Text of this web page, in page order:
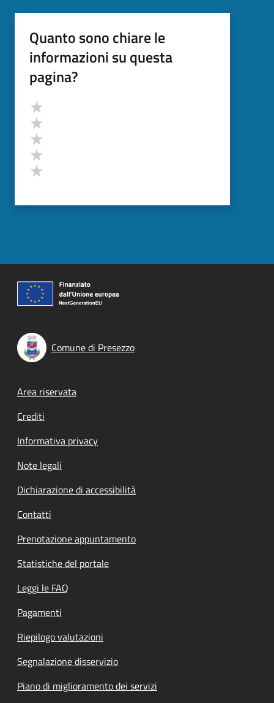
Quanto sono chiare le
informazioni su questa
pagina?
Valutazione
Comune di Presezzo
Footer menu
Area riservata
Crediti
Informativa privacy
Note legali
Dichiarazione di accessibilità
Contatti
Prenotazione appuntamento
Statistiche del portale
Leggi le FAQ
Pagamenti
Riepilogo valutazioni
Segnalazione disservizio
Piano di miglioramento dei servizi